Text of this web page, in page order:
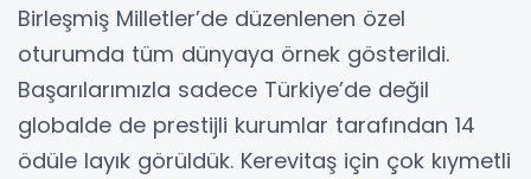
Birleşmiş Milletler’de düzenlenen özel
oturumda tüm dünyaya örnek gösterildi.
Başarılarımızla sadece Türkiye’de değil
globalde de prestijli kurumlar tarafından 14
ödüle layık görüldük. Kerevitaş için çok kıymetli